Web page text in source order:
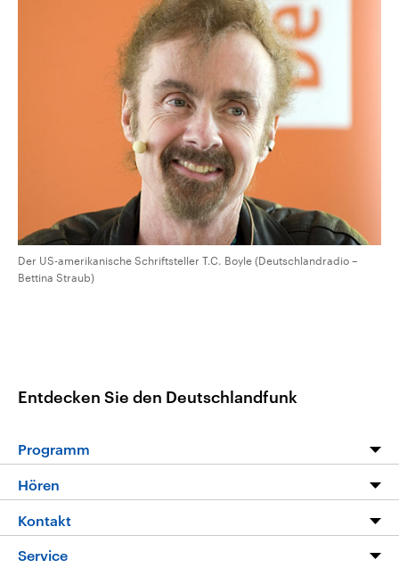
Der US-amerikanische Schriftsteller T.C. Boyle (Deutschlandradio –
Bettina Straub)
Entdecken Sie den Deutschlandfunk
Programm
Die Nachrichten
Nachrichtenleicht
Hören
Livestream
Kontakt
Hörerservice
Service